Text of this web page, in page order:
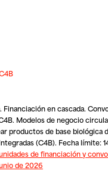
Financiación en cascada.
Modelos de negocio
productos de base biológica
(C4B). Fecha límite:
de financiación y
de 2026